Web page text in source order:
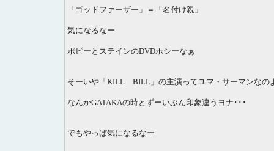
「ゴッドファーザー」＝「名付け親」
気になるなー
ポピーとステインのDVDホシーなぁ
そーいや「KILL BILL」の主演ってユマ・サーマンなの
なんかGATAKAの時とずーいぶん印象違うヨナ･･･
でもやっぱ気になるなー